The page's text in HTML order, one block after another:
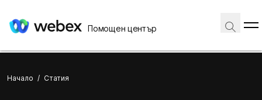
Помощен център
Начало / Статия